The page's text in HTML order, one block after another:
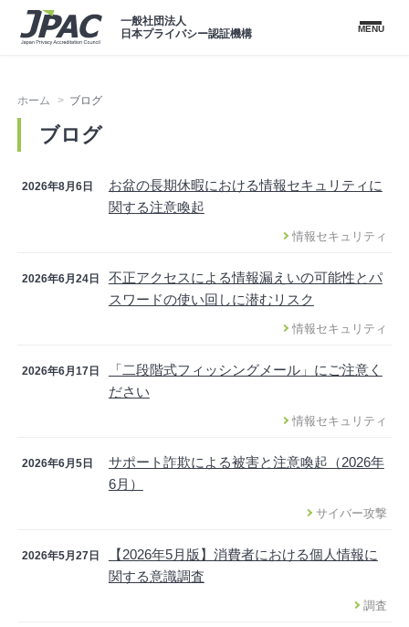
一般社団法人
日本プライバシー認証機構
MENU
ホーム ブログ
ブログ
2026年8月6日
お盆の長期休暇における情報セキュリティに
関する注意喚起
情報セキュリティ
2026年6月24日
不正アクセスによる情報漏えいの可能性とパ
スワードの使い回しに潜むリスク
情報セキュリティ
2026年6月17日
「二段階式フィッシングメール」にご注意く
ださい
情報セキュリティ
2026年6月5日
サポート詐欺による被害と注意喚起（2026年
6月）
サイバー攻撃
2026年5月27日
【2026年5月版】消費者における個人情報に
関する意識調査
調査